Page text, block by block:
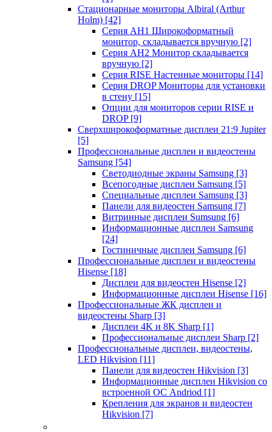
Стационарные мониторы Albiral (Arthur
Holm) [42]
Серия AH1 Широкоформатный
монитор, складывается вручную [2]
Серия AH2 Монитор складывается
вручную [2]
Серия RISE Настенные мониторы [14]
Серия DROP Мониторы для установки
в стену [15]
Опции для мониторов серии RISE и
DROP [9]
Сверхширокоформатные дисплеи 21:9 Jupiter
[5]
Профессиональные дисплеи и видеостены
Samsung [54]
Светодиодные экраны Samsung [3]
Всепогодные дисплеи Samsung [5]
Специальные дисплеи Samsung [3]
Панели для видеостен Samsung [7]
Витринные дисплеи Sumsung [6]
Информационные дисплеи Samsung
[24]
Гостиничные дисплеи Samsung [6]
Профессиональные дисплеи и видеостены
Hisense [18]
Дисплеи для видеостен Hisense [2]
Информационные дисплеи Hisense [16]
Профессиональные ЖК дисплеи и
видеостены Sharp [3]
Дисплеи 4K и 8K Sharp [1]
Профессиональные дисплеи Sharp [2]
Профессиональные дисплеи, видеостены,
LED Hikvision [11]
Панели для видеостен Hikvision [3]
Информационные дисплеи Hikvision со
встроенной ОС Andriod [1]
Крепления для экранов и видеостен
Hikvision [7]